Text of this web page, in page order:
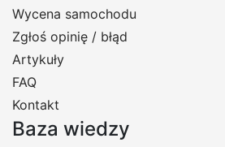
Wycena samochodu
Zgłoś opinię / błąd
Artykuły
FAQ
Kontakt
Baza wiedzy